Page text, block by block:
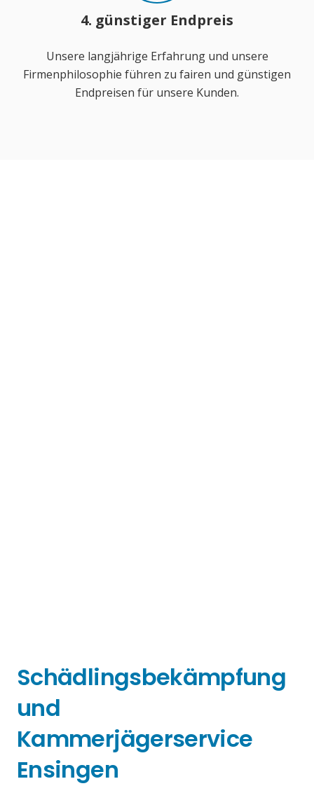
4. günstiger Endpreis
Unsere langjährige Erfahrung und unsere
Firmenphilosophie führen zu fairen und günstigen
Endpreisen für unsere Kunden.
Schädlingsbekämpfung
und
Kammerjägerservice
Ensingen